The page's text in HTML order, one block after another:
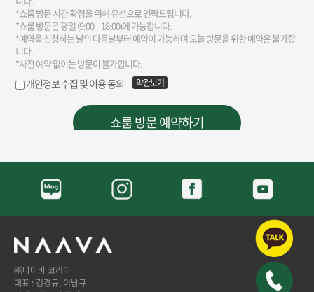
㈜나아바 코리아
대표 : 김경규, 이남규